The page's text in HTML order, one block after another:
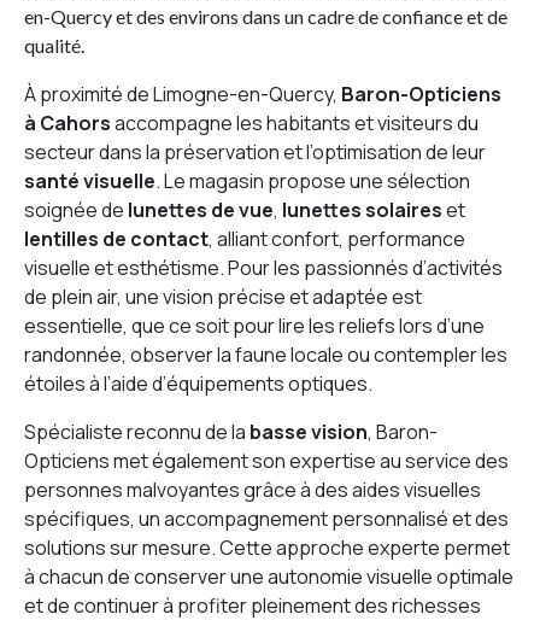
en-Quercy et des environs dans un cadre de confiance et de
qualité.
À proximité de Limogne-en-Quercy, Baron-Opticiens
à Cahorsaccompagne les habitants et visiteurs du
secteur dans la préservation et l’optimisation de leur
santé visuelle. Le magasin propose une sélection
soignée de lunettes de vue, lunettes solaireset
lentilles de contact, alliant confort, performance
visuelle et esthétisme. Pour les passionnés d’activités
de plein air, une vision précise et adaptée est
essentielle, que ce soit pour lire les reliefs lors d’une
randonnée, observer la faune locale ou contempler les
étoiles à l’aide d’équipements optiques.
Spécialiste reconnu de la basse vision, Baron-
Opticiens met également son expertise au service des
personnes malvoyantes grâce à des aides visuelles
spécifiques, un accompagnement personnalisé et des
solutions sur mesure. Cette approche experte permet
à chacun de conserver une autonomie visuelle optimale
et de continuer à profiter pleinement des richesses